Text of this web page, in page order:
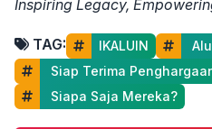
Inspiring Legacy,
TAG: IKALUIN
Siap Terima
Siapa Saja Mereka?